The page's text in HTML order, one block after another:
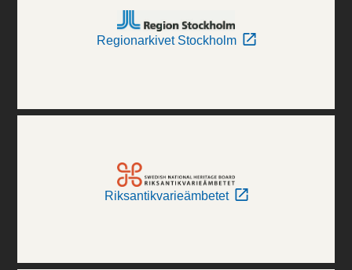
Regionarkivet Stockholm
Riksantikvarieämbetet